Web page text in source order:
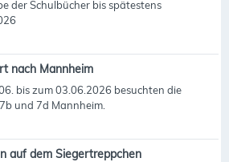
der Schulbücher bis spätestens
nach Mannheim
bis zum 03.06.2026 besuchten die
und 7d Mannheim.
auf dem Siegertreppchen